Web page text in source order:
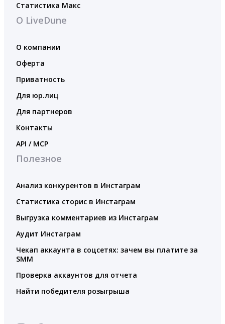
Статистика Макс
О LiveDune
О компании
Оферта
Приватность
Для юр.лиц
Для партнеров
Контакты
API / MCP
Полезное
Анализ конкурентов в Инстаграм
Статистика сторис в Инстаграм
Выгрузка комментариев из Инстаграм
Аудит Инстаграм
Чекап аккаунта в соцсетях: зачем вы платите за
SMM
Проверка аккаунтов для отчета
Найти победителя розыгрыша